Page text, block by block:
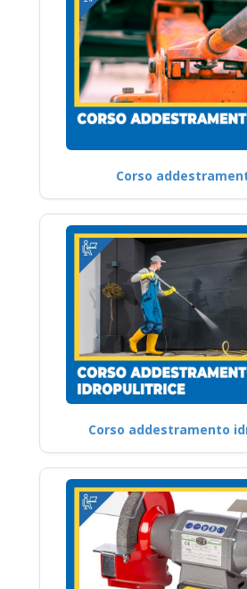
Corso
Corso addestramento